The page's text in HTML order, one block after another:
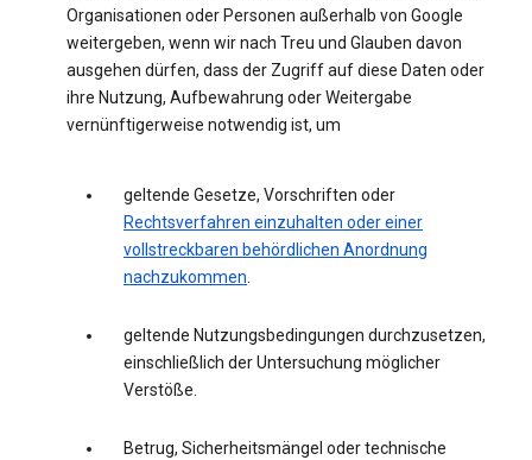
Organisationen oder Personen außerhalb von Google
weitergeben, wenn wir nach Treu und Glauben davon
ausgehen dürfen, dass der Zugriff auf diese Daten oder
ihre Nutzung, Aufbewahrung oder Weitergabe
vernünftigerweise notwendig ist, um
geltende Gesetze, Vorschriften oder
Rechtsverfahren einzuhalten oder einer
vollstreckbaren behördlichen Anordnung
nachzukommen.
geltende Nutzungsbedingungen durchzusetzen,
einschließlich der Untersuchung möglicher
Verstöße.
Betrug, Sicherheitsmängel oder technische